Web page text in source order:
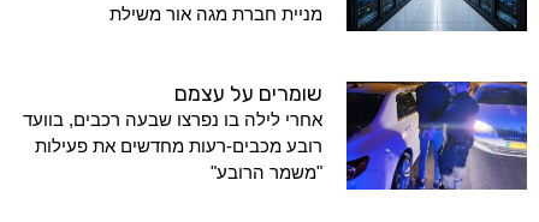
מניית חברת מגה אור משילת
שומרים על עצמם
אחרי לילה בו נפרצו שבעה רכבים, בוועד
רובע מכבים-רעות מחדשים את פעילות
"משמר הרובע"